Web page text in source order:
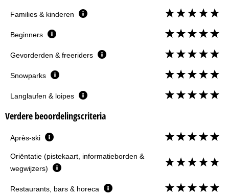
Families & kinderen
Beginners
Gevorderden & freeriders
Snowparks
Langlaufen & loipes
Verdere beoordelingscriteria
Après-ski
Oriëntatie (pistekaart, informatieborden &
wegwijzers)
Restaurants, bars & horeca